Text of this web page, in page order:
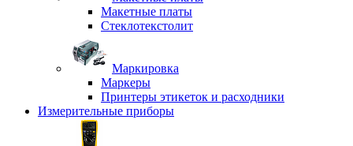
Макетные платы
Стеклотекстолит
Маркировка
Маркеры
Принтеры этикеток и расходники
Измерительные приборы